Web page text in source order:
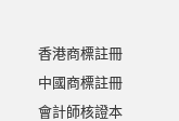
香港商標註冊
中國商標註冊
會計師核證本